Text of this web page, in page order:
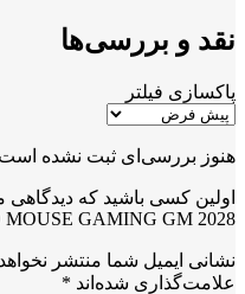
نقد و بررسی‌ها
پاکسازی فیلتر
هنوز بررسی‌ای ثبت نشده
اولین کسی باشید که
MOUSE GAMING GM 2028”
نشانی ایمیل شما منتشر
علامت‌گذاری شده‌اند *